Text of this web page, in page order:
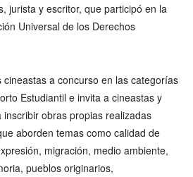
jurista y escritor, que participó en la
Universal de los Derechos
cineastas a concurso en las categorías
Estudiantil e invita a cineastas y
obras propias realizadas
aborden temas como calidad de
migración, medio ambiente,
pueblos originarios,